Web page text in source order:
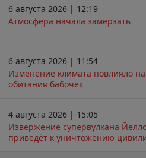
6 августа 2026 | 12:19
Атмосфера начала замерзать
6 августа 2026 | 11:54
Изменение климата повлияло
обитания бабочек
4 августа 2026 | 15:05
Извержение супервулкана
приведёт к уничтожению